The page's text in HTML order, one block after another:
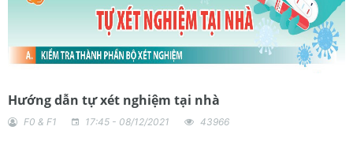
Hướng dẫn tự xét nghiệm tại nhà
F0 & F1 17:45 - 08/12/2021 43966